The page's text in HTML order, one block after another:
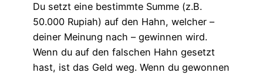
Du setzt eine bestimmte Summe (z.B.
50.000 Rupiah) auf den Hahn, welcher –
deiner Meinung nach – gewinnen wird.
Wenn du auf den falschen Hahn gesetzt
hast, ist das Geld weg. Wenn du gewonnen